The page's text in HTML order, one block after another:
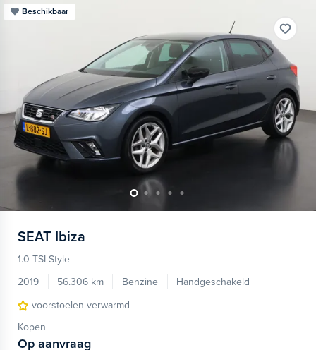
Beschikbaar
SEAT Ibiza
1.0 TSI Style
2019
56.306 km Benzine
Handgeschakeld
voorstoelen verwarmd
Kopen
Op aanvraag